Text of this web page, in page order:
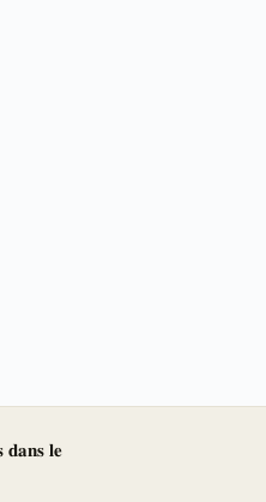
𝐝𝐚𝐧𝐬 𝐥𝐞